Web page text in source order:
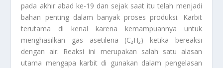
pada akhir abad ke-19 dan sejak saat itu telah menjadi
bahan penting dalam banyak proses produksi. Karbit
terutama di kenal karena kemampuannya untuk
menghasilkan gas asetilena (C₂H₂) ketika bereaksi
dengan air. Reaksi ini merupakan salah satu alasan
utama mengapa karbit di gunakan dalam pengelasan